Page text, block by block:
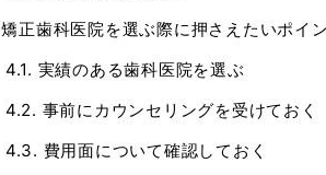
矯正歯科医院を選ぶ際に押さえたいポイ
4.1. 実績のある歯科医院を選ぶ
4.2. 事前にカウンセリングを受けておく
4.3. 費用面について確認しておく